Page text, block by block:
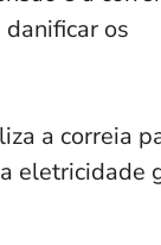
os
a correia
eletricidade